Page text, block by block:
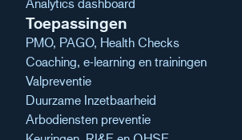
Analytics dashboard
Toepassingen
PMO, PAGO, Health Checks
Coaching, e-learning en trainingen
Valpreventie
Duurzame Inzetbaarheid
Arbodiensten preventie